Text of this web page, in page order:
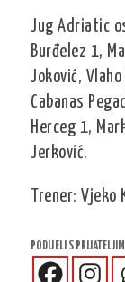
Jug Adriatic
Burđelez 1,
Joković,
Cabanas
Herceg 1,
Jerković.
Trener:
PODIJELI S